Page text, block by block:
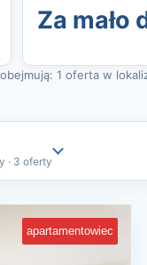
Za mało
1 oferta w
· 3 oferty
apartamentowiec